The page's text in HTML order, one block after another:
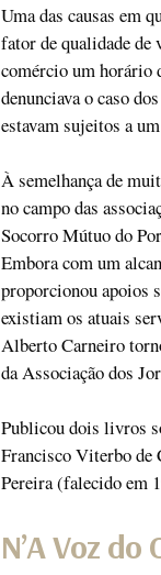
Uma das causas em
fator de qualidade de
comércio um horário
denunciava o caso
estavam sujeitos a
À semelhança de
no campo das
Socorro Mútuo do
Embora com um
proporcionou apoios
existiam os atuais
Alberto Carneiro
da Associação dos
Publicou dois livros
Francisco Viterbo de
Pereira (falecido em
N’A Voz do